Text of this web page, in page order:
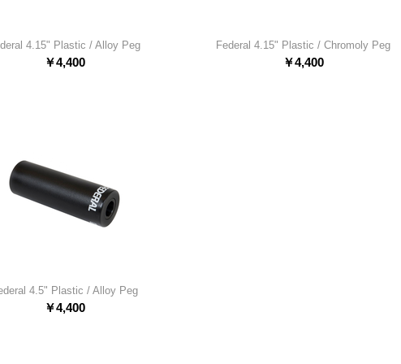
4.15" Plastic / Alloy Peg
￥4,400
Federal 4.15" Plastic / Chromoly Peg
￥4,400
4.5" Plastic / Alloy Peg
￥4,400